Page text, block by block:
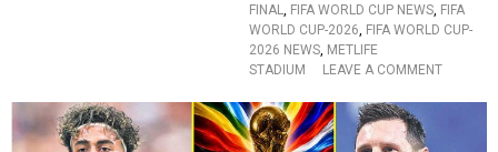
FINAL, FIFA WORLD CUP NEWS, FIFA
WORLD CUP-2026, FIFA WORLD CUP-
2026 NEWS, METLIFE
STADIUM
LEAVE A COMMENTO